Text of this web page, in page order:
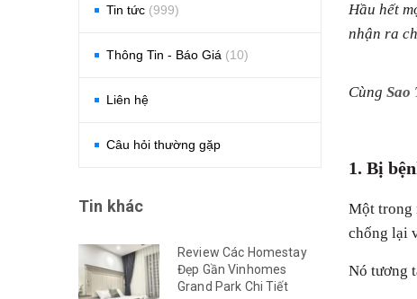
Hầu hết
nhận ra
Cùng Sao
1. Bị
Một trong
chống lại
Nó tương
Tin tức (999)
Thông Tin - Báo Giá (10)
Liên hệ
Câu hỏi thường gặp
Tin khác
Review Các Homestay
Đẹp Gần Vinhomes
Grand Park Chi Tiết